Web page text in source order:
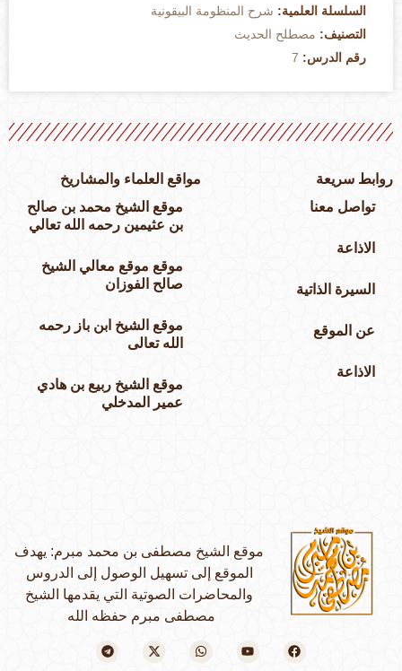
السلسلة العلمية:شرح المنظومة البيقونية
التصنيف:مصطلح الحديث
رقم الدرس:7
موقع الشيخ مصطفى بن محمد مبرم: يهدف
الموقع إلى تسهيل الوصول إلى الدروس
والمحاضرات الصوتية التي يقدمها الشيخ
مصطفى مبرم حفظه الله
سريعة
تواصل معنا
الاذاعة
السيرة الذاتية
عن الموقع
الاذاعة
مواقع العلماء والمشاريخ
موقع الشيخ محمد بن صالح
بن عثيمين رحمه الله تعالي
موقع موقع معالي الشيخ
صالح الفوزان
موقع الشيخ ابن باز رحمه
الله تعالى
موقع الشيخ ربيع بن هادي
عمير المدخلي